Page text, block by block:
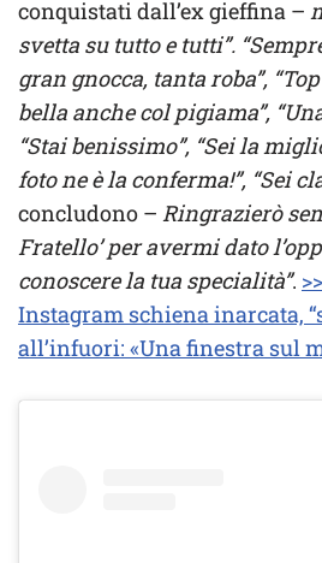
conquistati dall’ex gieffina –
svetta su tutto e tutti”.
gran gnocca, tanta roba”,
bella anche col pigiama”,
“Stai benissimo”, “Sei la
foto ne è la conferma!”, “Sei
concludono – Ringrazierò
Fratello’ per avermi dato
conoscere la tua specialità”.
Instagram schiena inarcata,
all’infuori: «Una finestra sul